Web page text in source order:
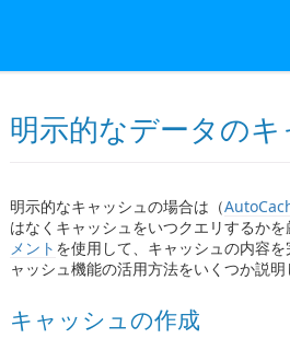
明示的なデータのキ
明示的なキャッシュの場合は（
はなくキャッシュをいつクエリするか
メント を使用して、キャッシュの内容
ャッシュ機能の活用方法をいくつか説明
キャッシュの作成